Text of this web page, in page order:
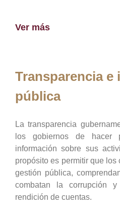
Ver más
Transparencia e
pública
La transparencia
los gobiernos de hacer
información sobre sus
propósito es permitir que
gestión pública,
combatan la corrupción
rendición de cuentas.